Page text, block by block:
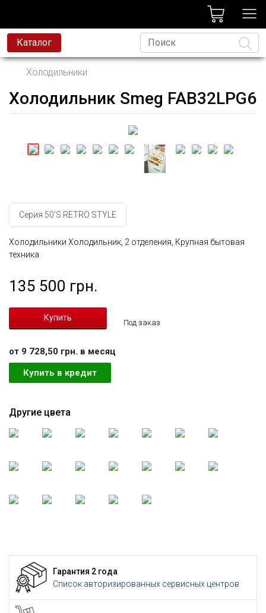
Каталог
Язык
Холодильники
Холодильник Smeg FAB32LPG6
Серия 50'S RETRO STYLE
Холодильники Холодильник, 2 отделения, Крупная бытовая
техника
135 500 грн.
Под заказ
от 9 728,50 грн. в месяц
Купить в кредит
Другие цвета
Гарантия 2 года
Список авторизированных сервисных центров